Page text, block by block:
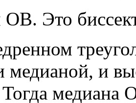
Это
медианой, и
медиана